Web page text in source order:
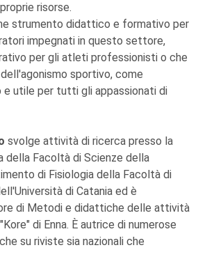
risorse.
strumento didattico e formativo per
impegnati in questo settore,
per gli atleti professionisti o che
sportivo, come
utile per tutti gli appassionati di
svolge attività di ricerca presso la
della Facoltà di Scienze della
di Fisiologia della Facoltà di
di Catania ed è
di Metodi e didattiche delle attività
di Enna. È autrice di numerose
su riviste sia nazionali che